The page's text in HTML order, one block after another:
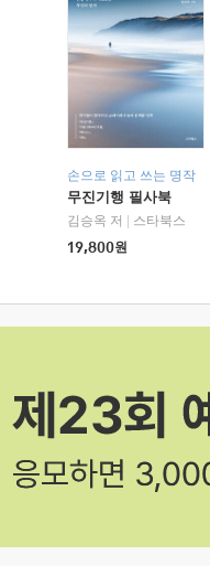
손으로 읽고 쓰는 명작
무진기행 필사북
김승옥 저
스타북스
19,800원